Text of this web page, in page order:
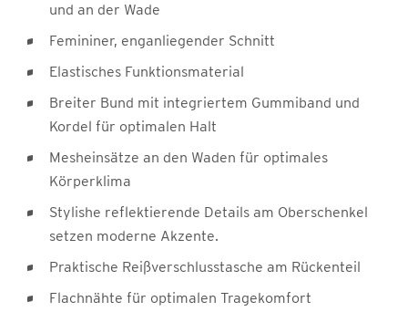
und an der Wade
Femininer, enganliegender Schnitt
Elastisches Funktionsmaterial
Breiter Bund mit integriertem Gummiband und
Kordel für optimalen Halt
Mesheinsätze an den Waden für optimales
Körperklima
Stylishe reflektierende Details am Oberschenkel
setzen moderne Akzente.
Praktische Reißverschlusstasche am Rückenteil
Flachnähte für optimalen Tragekomfort